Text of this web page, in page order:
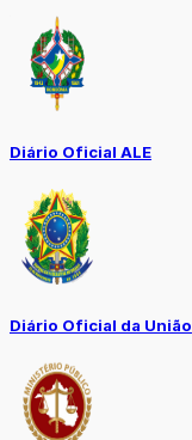
Diário Oficial ALE
Diário Oficial da União